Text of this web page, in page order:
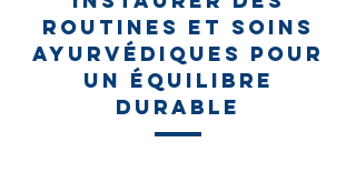
routines et soins
ayurvédiques pour
un équilibre
durable